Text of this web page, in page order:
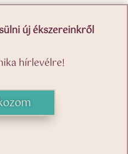
új ékszereinkről
hírlevélre!